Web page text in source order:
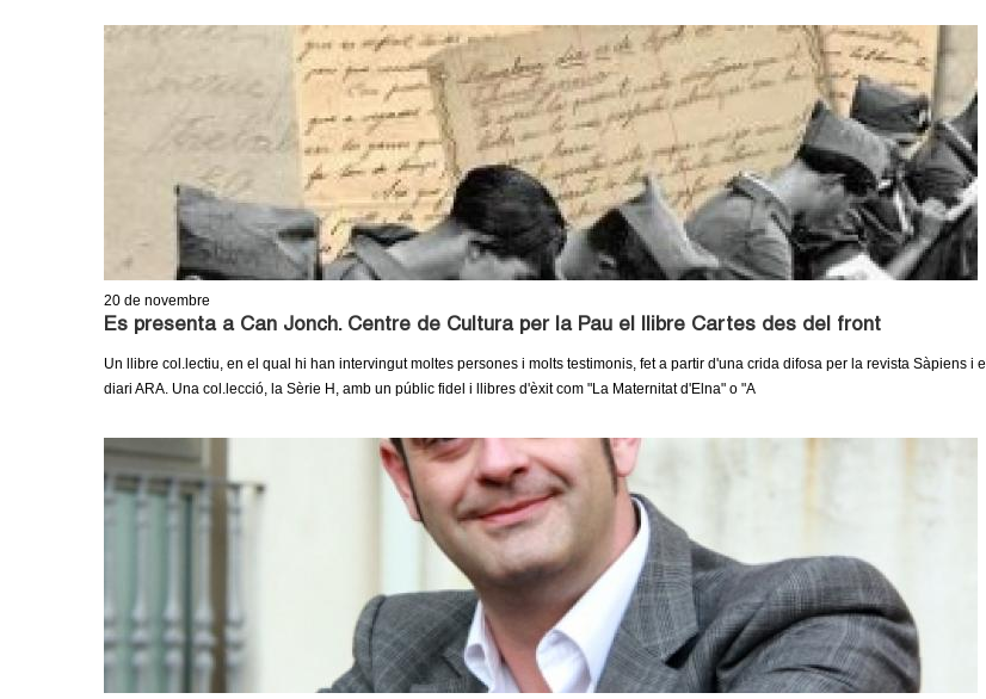
20 de novembre
Es presenta a Can Jonch. Centre de Cultura per la Pau el llibre Cartes des del front
Un llibre col.lectiu, en el qual hi han intervingut moltes persones i molts testimonis, fet a partir d'una crida difosa per la revista Sàpiens i el
diari ARA. Una col.lecció, la Sèrie H, amb un públic fidel i llibres d'èxit com "La Maternitat d'Elna" o "A